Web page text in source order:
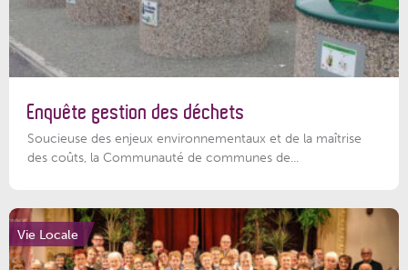
Enquête gestion des déchets
Soucieuse des enjeux environnementaux et de la maîtrise
des coûts, la Communauté de communes de...
Vie Locale